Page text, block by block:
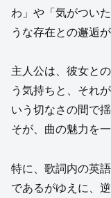
わ」や「気がつい
うな存在との邂逅
主人公は、彼女と
う気持ちと、それ
いう切なさの間で
そが、曲の魅力を
特に、歌詞内の英
であるがゆえに、